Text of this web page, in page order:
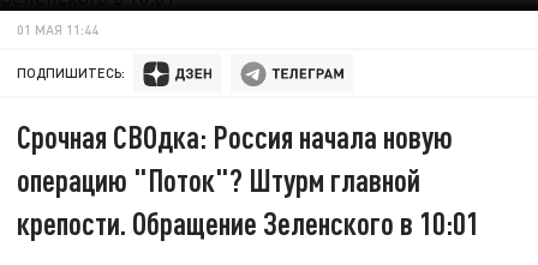
01 МАЯ 11:44
ПОДПИШИТЕСЬ:
Срочная СВОдка: Россия начала новую
операцию "Поток"? Штурм главной
крепости. Обращение Зеленского в 10:01